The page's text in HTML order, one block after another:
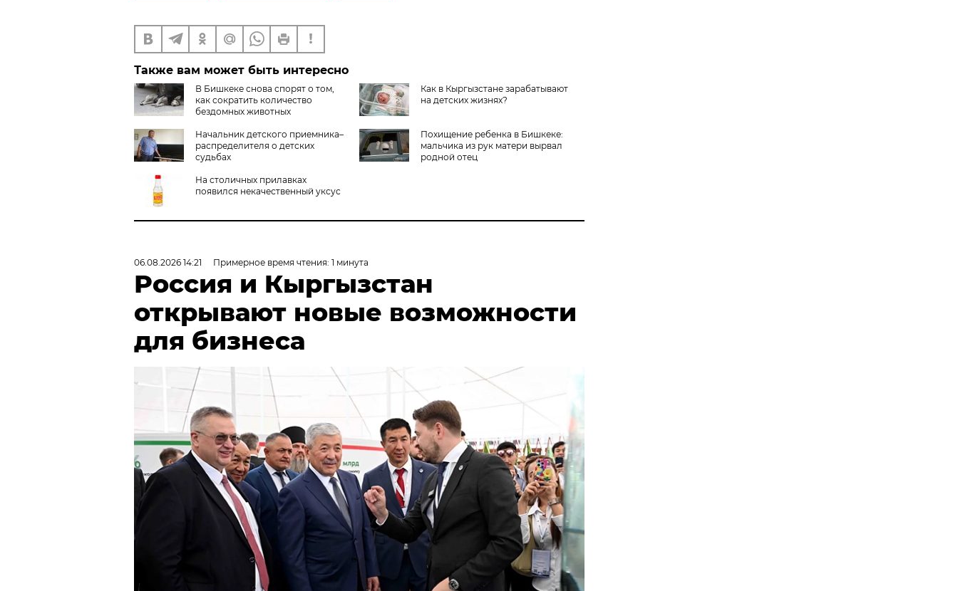
Также вам может быть интересно
В Бишкеке снова спорят о том,
как сократить количество
бездомных животных
Как в Кыргызстане зарабатывают
на детских жизнях?
Начальник детского приемника–
распределителя о детских
судьбах
Похищение ребенка в Бишкеке:
мальчика из рук матери вырвал
родной отец
На столичных прилавках
появился некачественный уксус
06.08.2026 14:21 Примерное время чтения: 1 минута
Россия и Кыргызстан
открывают новые возможности
для бизнеса